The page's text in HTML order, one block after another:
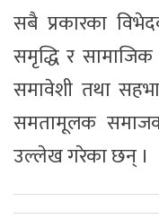
सबै प्रकारका
समृद्धि र सामाजिक
समावेशी तथा
समतामूलक
उल्लेख गरेका छन् ।